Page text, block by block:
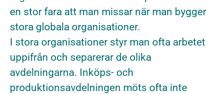
en stor fara att man missar när man bygger
stora globala organisationer.
I stora organisationer styr man ofta arbetet
uppifrån och separerar de olika
avdelningarna. Inköps- och
produktionsavdelningen möts ofta inte